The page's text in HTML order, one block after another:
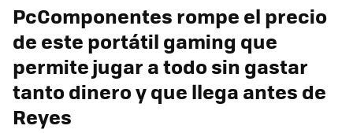
PcComponentes rompe el precio
de este portátil gaming que
permite jugar a todo sin gastar
tanto dinero y que llega antes de
Reyes